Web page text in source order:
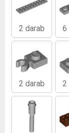
2 darab 6
2 darab 2